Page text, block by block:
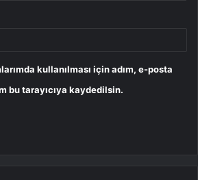
kullanılması için adım, e-posta
bu tarayıcıya kaydedilsin.